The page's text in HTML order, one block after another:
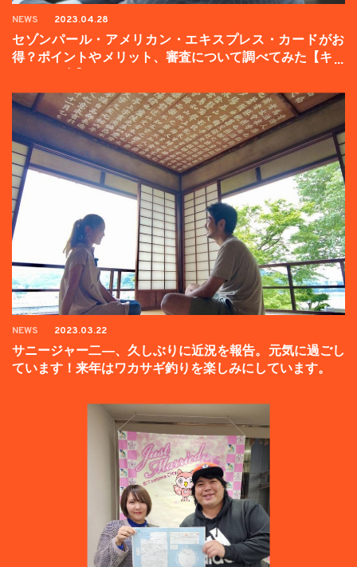
NEWS 2023.04.28
セゾンパール・アメリカン・エキスプレス・カードがお
得？ポイントやメリット、審査について調べてみた【キャ
NEWS 2023.03.22
サニージャー二―、久しぶりに近況を報告。元気に過ごし
ています！来年はワカサギ釣りを楽しみにしています。